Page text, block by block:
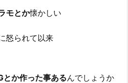
モとか懐かしい
怒られて以来
とか作った事あるんでしょうか